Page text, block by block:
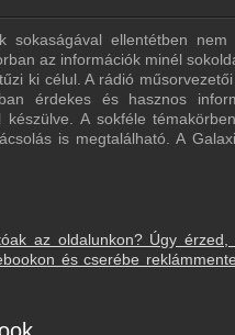
sokaságával ellentétben nem
az információk minél
ki célul. A rádió
érdekes és hasznos
A sokféle
is megtalálható. A
az oldalunkon? Úgy érzed,
és cserébe